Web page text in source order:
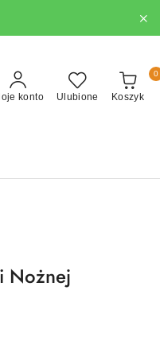
konto Ulubione Koszyk
0
Nożnej